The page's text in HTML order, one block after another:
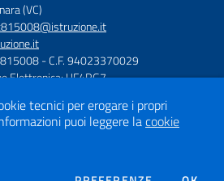
(VC)
- C.F. 94023370029
Elettronica: UF4RG7
Concept & Design by
Designers Italia
tecnici per erogare i propri
puoi leggere lacookie